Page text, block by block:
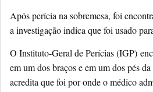
Após perícia na sobremesa, foi
a investigação indica que foi usado
O Instituto-Geral de Perícias (IGP)
em um dos braços e em um dos pés
acredita que foi por onde o médico